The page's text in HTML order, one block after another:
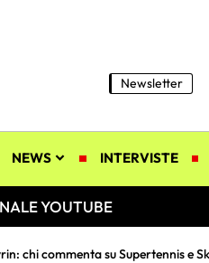
Newsletter
NEWS INTERVISTE
YOUTUBE
chi commenta su Supertennis e